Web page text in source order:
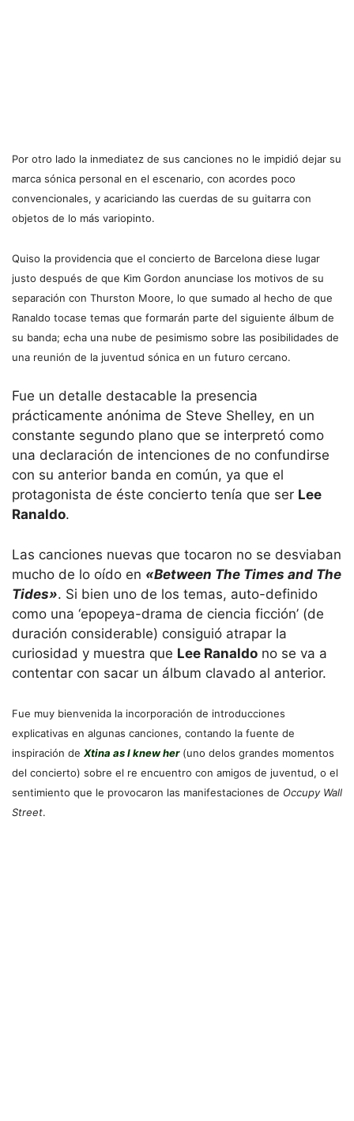
Por otro lado la inmediatez de sus canciones no le impidió dejar su
marca sónica personal en el escenario, con acordes poco
convencionales, y acariciando las cuerdas de su guitarra con
objetos de lo más variopinto.
Quiso la providencia que el concierto de Barcelona diese lugar
justo después de que Kim Gordon anunciase los motivos de su
separación con Thurston Moore, lo que sumado al hecho de que
Ranaldo tocase temas que formarán parte del siguiente álbum de
su banda; echa una nube de pesimismo sobre las posibilidades de
una reunión de la juventud sónica en un futuro cercano.
Fue un detalle destacable la presencia
prácticamente anónima de Steve Shelley, en un
constante segundo plano que se interpretó como
una declaración de intenciones de no confundirse
con su anterior banda en común, ya que el
protagonista de éste concierto tenía que ser Lee
Ranaldo.
Las canciones nuevas que tocaron no se desviaban
mucho de lo oído en «Between The Times and The
Tides». Si bien uno de los temas, auto-definido
como una ‘epopeya-drama de ciencia ficción’ (de
duración considerable) consiguió atrapar la
curiosidad y muestra que Lee Ranaldo no se va a
contentar con sacar un álbum clavado al anterior.
Fue muy bienvenida la incorporación de introducciones
explicativas en algunas canciones, contando la fuente de
inspiración de Xtina as I knew her(uno delos grandes momentos
del concierto) sobre el re encuentro con amigos de juventud, o el
sentimiento que le provocaron las manifestaciones de Occupy Wall
Street.